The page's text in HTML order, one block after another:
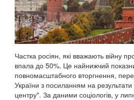
Частка росіян, які вважають війну
впала до 50%. Це найнижчий
повномасштабного вторгнення,
України з посиланням на
центру". За даними соціологів, у